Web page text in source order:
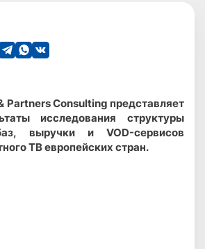
Partners Consulting представляет
исследования структуры
выручки и VOD-сервисов
ТВ европейских стран.